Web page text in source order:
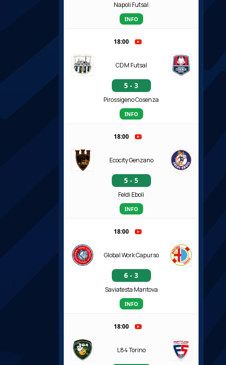
Napoli Futsal
INFO
18:00
CDM Futsal
5 - 3
Pirossigeno Cosenza
INFO
18:00
Ecocity Genzano
5 - 5
Feldi Eboli
INFO
18:00
Global Work Capurso
6 - 3
Saviatesta Mantova
INFO
18:00
L84 Torino